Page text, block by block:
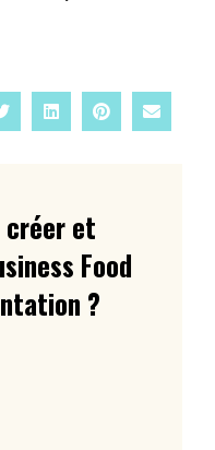
créer et
Food
?